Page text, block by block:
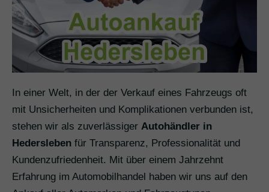
In einer Welt, in der der Verkauf eines Fahrzeugs oft
mit Unsicherheiten und Komplikationen verbunden ist,
stehen wir als zuverlässiger Autohändler in
Hedersleben für Transparenz, Professionalität und
Kundenzufriedenheit. Mit über einem Jahrzehnt
Erfahrung im Automobilhandel haben wir uns auf den